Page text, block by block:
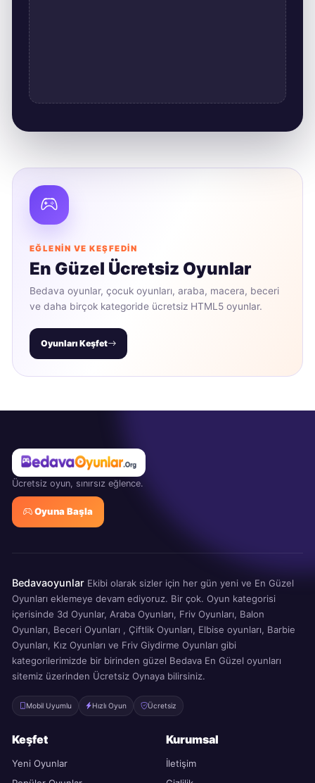
EĞLENIN VE KEŞFEDIN
En Güzel Ücretsiz Oyunlar
Bedava oyunlar, çocuk oyunları, araba, macera, beceri
ve daha birçok kategoride ücretsiz HTML5 oyunlar.
Oyunları Keşfet
Ücretsiz oyun, sınırsız eğlence.
Oyuna Başla
Bedavaoyunlar Ekibi olarak sizler için her gün yeni ve En Güzel
Oyunları eklemeye devam ediyoruz. Bir çok. Oyun kategorisi
içerisinde 3d Oyunlar, Araba Oyunları, Friv Oyunları, Balon
Oyunları, Beceri Oyunları , Çiftlik Oyunları, Elbise oyunları, Barbie
Oyunları, Kız Oyunları ve Friv Giydirme Oyunları gibi
kategorilerimizde bir birinden güzel Bedava En Güzel oyunları
sitemiz üzerinden Ücretsiz Oynaya bilirsiniz.
Mobil Uyumlu Hızlı Oyun Ücretsiz
Keşfet
Yeni Oyunlar
Kurumsal
İletişim